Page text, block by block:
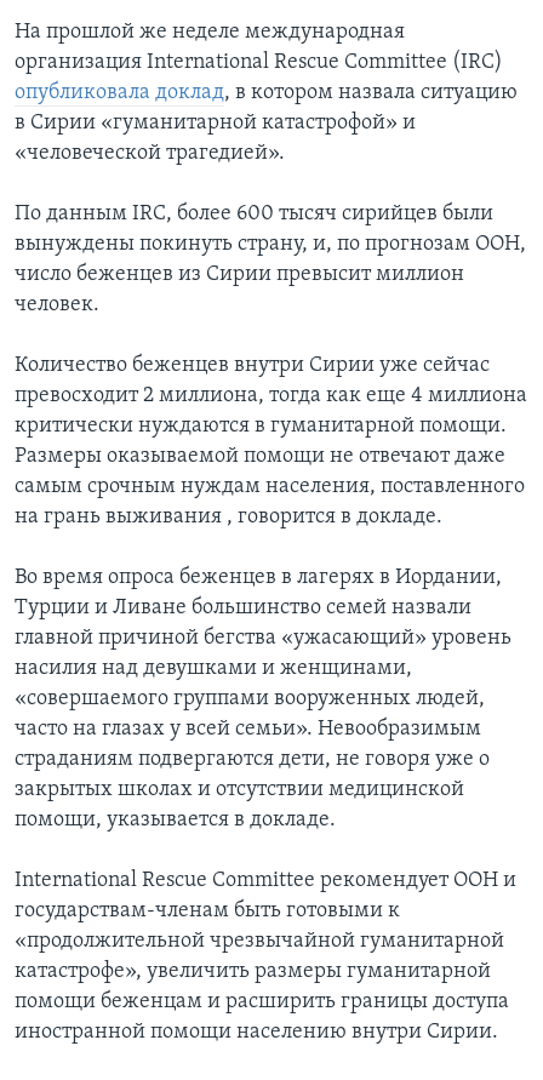
На прошлой же неделе международная
организация International Rescue Committee (IRC)
опубликовала доклад, в котором назвала ситуацию
в Сирии «гуманитарной катастрофой» и
«человеческой трагедией».
По данным IRC, более 600 тысяч сирийцев были
вынуждены покинуть страну, и, по прогнозам ООН,
число беженцев из Сирии превысит миллион
человек.
Количество беженцев внутри Сирии уже сейчас
превосходит 2 миллиона, тогда как еще 4 миллиона
критически нуждаются в гуманитарной помощи.
Размеры оказываемой помощи не отвечают даже
самым срочным нуждам населения, поставленного
на грань выживания , говорится в докладе.
Во время опроса беженцев в лагерях в Иордании,
Турции и Ливане большинство семей назвали
главной причиной бегства «ужасающий» уровень
насилия над девушками и женщинами,
«совершаемого группами вооруженных людей,
часто на глазах у всей семьи». Невообразимым
страданиям подвергаются дети, не говоря уже о
закрытых школах и отсутствии медицинской
помощи, указывается в докладе.
International Rescue Committee рекомендует ООН и
государствам-членам быть готовыми к
«продолжительной чрезвычайной гуманитарной
катастрофе», увеличить размеры гуманитарной
помощи беженцам и расширить границы доступа
иностранной помощи населению внутри Сирии.